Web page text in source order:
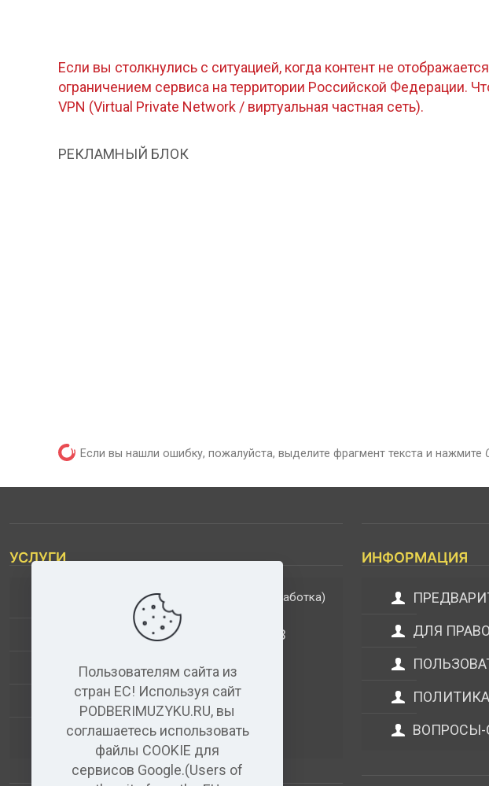
Если вы столкнулись с ситуацией, когда контент не
ограничением сервиса на территории Российской Федерации.
VPN (Virtual Private Network / виртуальная частная сеть).
РЕКЛАМНЫЙ БЛОК
Если вы нашли ошибку, пожалуйста, выделите фрагмент текста и нажмите
УСЛУГИ
ДОПОЛНИТЕЛЬНЫЕ УСЛУГИ (обработка)
АНАЛИЗ МУЗЫКАЛЬНЫХ ТРЕКОВ
ВИДЕО+АУДИО
УСЛУГИ ЗВУКОЗАПИСИ
АУДИО РЕДАКТОР(бесплатный)
ИНФОРМАЦИЯ
ДЛЯ
ВОПРОСЫ-
Пользователям сайта из
стран ЕС! Используя сайт
PODBERIMUZYKU.RU, вы
соглашаетесь использовать
файлы COOKIE для
сервисов Google.(Users of